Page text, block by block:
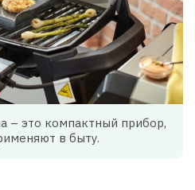
– это компактный прибор,
в быту.